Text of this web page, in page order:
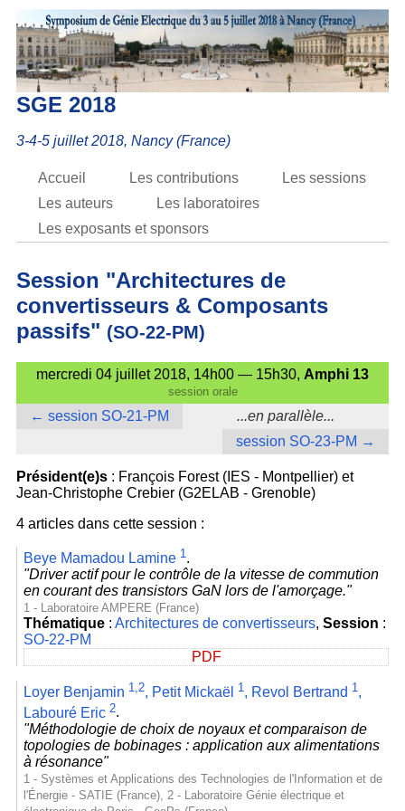
SGE 2018
3-4-5 juillet 2018, Nancy (France)
Accueil Les contributions
Les sessions
Les auteurs
Les laboratoires
Les exposants et sponsors
Session "Architectures de
convertisseurs & Composants
passifs" (SO-22-PM)
mercredi 04 juillet 2018, 14h00 — 15h30, Amphi 13
session orale
...en parallèle...
← session SO-21-PM
session SO-23-PM →
Président(e)s: François Forest (IES - Montpellier) et
Jean-Christophe Crebier (G2ELAB - Grenoble)
4 articles dans cette session :
Beye Mamadou Lamine 1.
"Driver actif pour le contrôle de la vitesse de commution
en courant des transistors GaN lors de l'amorçage."
1 - Laboratoire AMPERE (France)
Thématique: Architectures de convertisseurs, Session :
SO-22-PM
PDF
Loyer Benjamin 1,2, Petit Mickaël 1, Revol Bertrand 1,
Labouré Eric 2.
"Méthodologie de choix de noyaux et comparaison de
topologies de bobinages : application aux alimentations
à résonance"
1 - Systèmes et Applications des Technologies de l'Information et de
l'Énergie - SATIE (France), 2 - Laboratoire Génie électrique et